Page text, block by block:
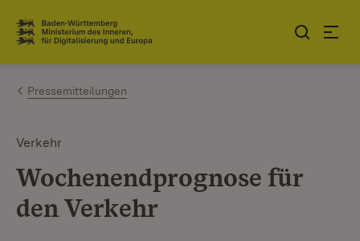
Zum Inhalt springen
Link zur Startseite
Pressemitteilungen
Verkehr
Wochenendprognose für
den Verkehr